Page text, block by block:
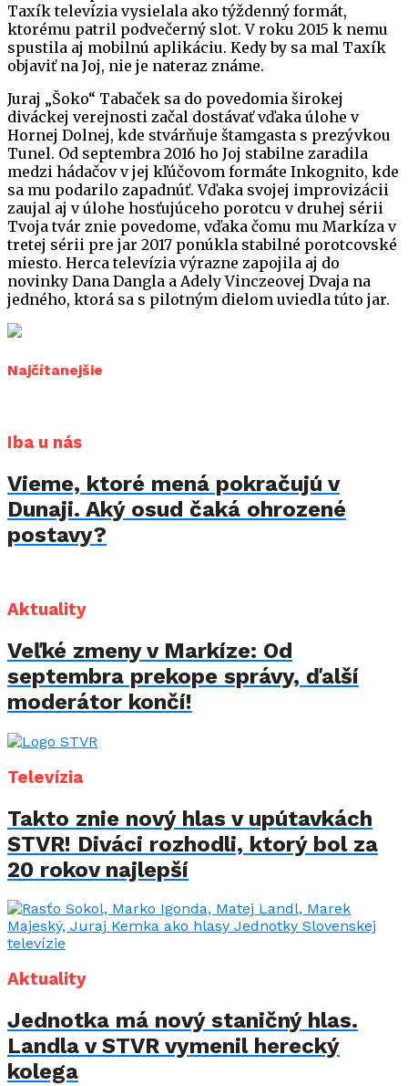
Taxík televízia vysielala ako týždenný formát,
ktorému patril podvečerný slot. V roku 2015 k nemu
spustila aj mobilnú aplikáciu. Kedy by sa mal Taxík
objaviť na Joj, nie je nateraz známe.
Juraj „Šoko“ Tabaček sa do povedomia širokej
diváckej verejnosti začal dostávať vďaka úlohe v
Hornej Dolnej, kde stvárňuje štamgasta s prezývkou
Tunel. Od septembra 2016 ho Joj stabilne zaradila
medzi hádačov v jej kľúčovom formáte Inkognito, kde
sa mu podarilo zapadnúť. Vďaka svojej improvizácii
zaujal aj v úlohe hosťujúceho porotcu v druhej sérii
Tvoja tvár znie povedome, vďaka čomu mu Markíza v
tretej sérii pre jar 2017 ponúkla stabilné porotcovské
miesto. Herca televízia výrazne zapojila aj do
novinky Dana Dangla a Adely Vinczeovej Dvaja na
jedného, ktorá sa s pilotným dielom uviedla túto jar.
Najčítanejšie
Iba u nás
Vieme, ktoré mená pokračujú v
Dunaji. Aký osud čaká ohrozené
postavy?
Aktuality
Veľké zmeny v Markíze: Od
septembra prekope správy, ďalší
moderátor končí!
Televízia
Takto znie nový hlas v upútavkách
STVR! Diváci rozhodli, ktorý bol za
20 rokov najlepší
Aktuality
Jednotka má nový staničný hlas.
Landla v STVR vymenil herecký
kolega